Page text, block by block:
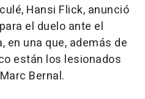
Hansi Flick, anunció
el duelo ante el
una que, además de
están los lesionados
Bernal.